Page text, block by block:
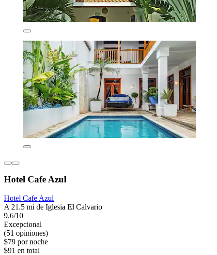
Hotel Cafe Azul
Hotel Cafe Azul
A 21.5 mi de Iglesia El Calvario
9.6/10
Excepcional
(51 opiniones)
$79 por noche
$91 en total